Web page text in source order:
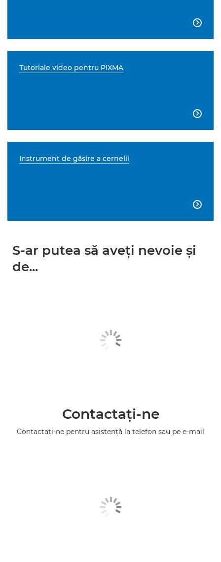

Tutoriale video pentru PIXMA

Instrument de găsire a cernelii

S-ar putea să aveţi nevoie şi
de...
Contactaţi-ne
Contactaţi-ne pentru asistenţă la telefon sau pe e-mail